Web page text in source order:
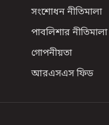
সংশোধন নীতিমালা
পাবলিশার নীতিমালা
গোপনীয়তা
আরএসএস ফিড